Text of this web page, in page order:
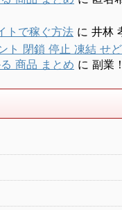
トで稼ぐ方法 に 井林
ト 閉鎖 停止 凍結 せ
商品 まとめ に 副業